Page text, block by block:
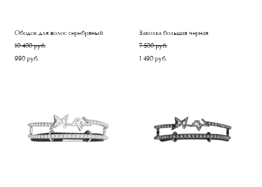
Ободок для волос серебряный
10 400 pуб.
990 pуб.
Заколка большая черная
7 500 pуб.
1 490 pуб.